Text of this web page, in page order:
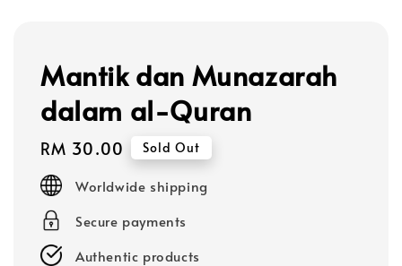
Mantik dan Munazarah
dalam al-Quran
Regular
price
RM 30.00 Sold Out
Worldwide shipping
Secure payments
Authentic products